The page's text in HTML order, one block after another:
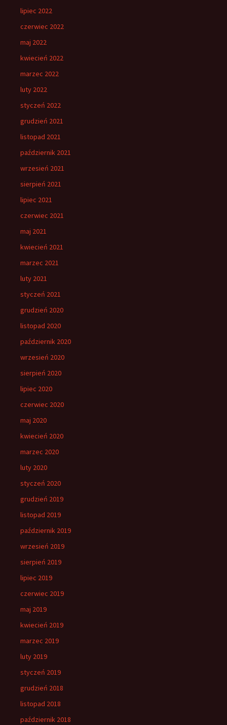
lipiec 2022
czerwiec 2022
maj 2022
kwiecień 2022
marzec 2022
luty 2022
styczeń 2022
grudzień 2021
listopad 2021
październik 2021
wrzesień 2021
sierpień 2021
lipiec 2021
czerwiec 2021
maj 2021
kwiecień 2021
marzec 2021
luty 2021
styczeń 2021
grudzień 2020
listopad 2020
październik 2020
wrzesień 2020
sierpień 2020
lipiec 2020
czerwiec 2020
maj 2020
kwiecień 2020
marzec 2020
luty 2020
styczeń 2020
grudzień 2019
listopad 2019
październik 2019
wrzesień 2019
sierpień 2019
lipiec 2019
czerwiec 2019
maj 2019
kwiecień 2019
marzec 2019
luty 2019
styczeń 2019
grudzień 2018
listopad 2018
październik 2018